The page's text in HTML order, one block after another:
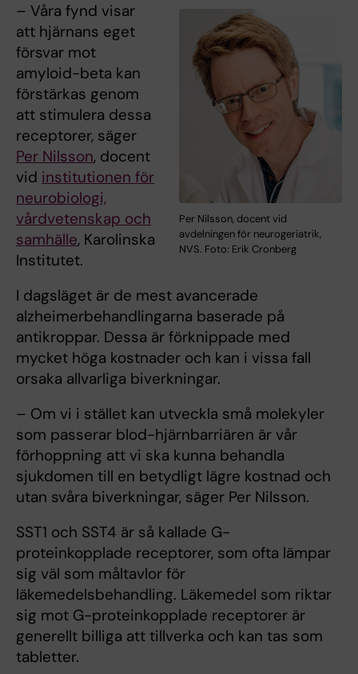
Per Nilsson, docent vid
avdelningen för neurogeriatrik,
NVS. Foto: Erik Cronberg
– Våra fynd visar
att hjärnans eget
försvar mot
amyloid-beta kan
förstärkas genom
att stimulera dessa
receptorer, säger
Per Nilsson, docent
vid institutionen för
neurobiologi,
vårdvetenskap och
samhälle, Karolinska
Institutet.
I dagsläget är de mest avancerade
alzheimerbehandlingarna baserade på
antikroppar. Dessa är förknippade med
mycket höga kostnader och kan i vissa fall
orsaka allvarliga biverkningar.
– Om vi i stället kan utveckla små molekyler
som passerar blod-hjärnbarriären är vår
förhoppning att vi ska kunna behandla
sjukdomen till en betydligt lägre kostnad och
utan svåra biverkningar, säger Per Nilsson.
SST1 och SST4 är så kallade G-
proteinkopplade receptorer, som ofta lämpar
sig väl som måltavlor för
läkemedelsbehandling. Läkemedel som riktar
sig mot G-proteinkopplade receptorer är
generellt billiga att tillverka och kan tas som
tabletter.